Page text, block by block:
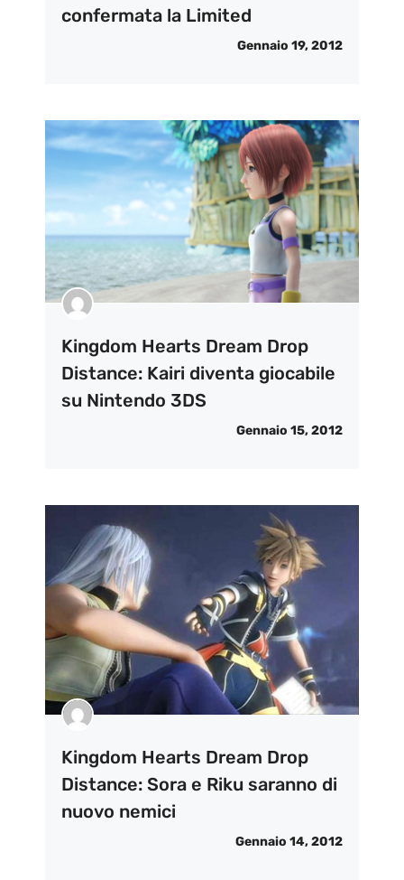
confermata la Limited
Gennaio 19, 2012
Kingdom Hearts Dream Drop
Distance: Kairi diventa giocabile
su Nintendo 3DS
Gennaio 15, 2012
Kingdom Hearts Dream Drop
Distance: Sora e Riku saranno di
nuovo nemici
Gennaio 14, 2012